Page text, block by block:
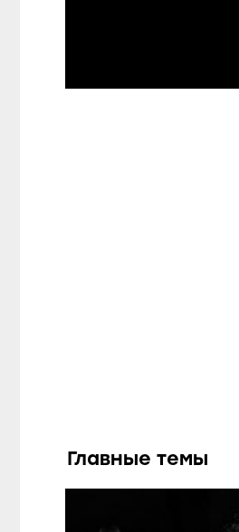
Главные темы